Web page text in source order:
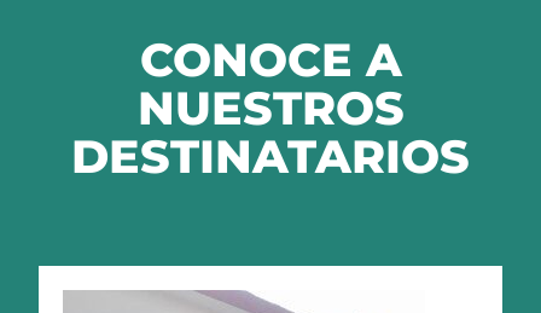
CONOCE A
NUESTROS
DESTINATARIOS